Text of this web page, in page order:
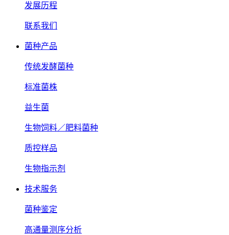
发展历程
联系我们
菌种产品
传统发酵菌种
标准菌株
益生菌
生物饲料／肥料菌种
质控样品
生物指示剂
技术服务
菌种鉴定
高通量测序分析